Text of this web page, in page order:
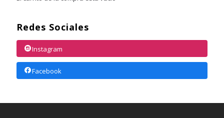
Redes Sociales
Instagram
Facebook